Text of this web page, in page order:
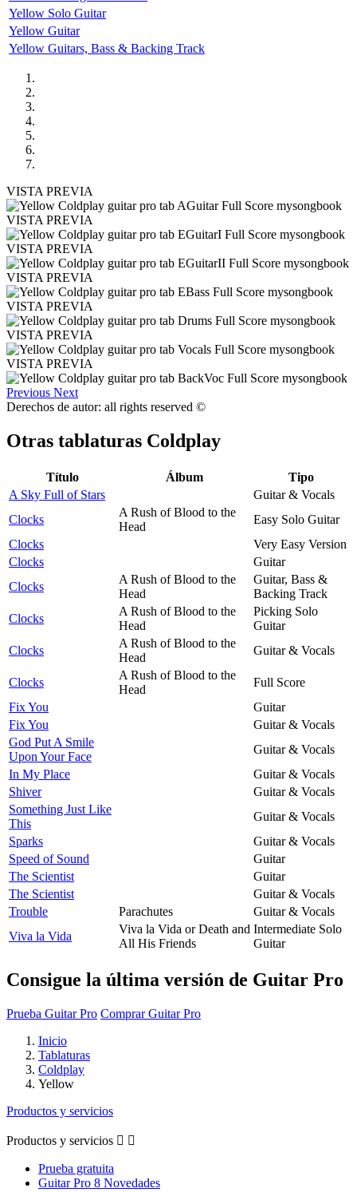
Yellow Solo Guitar
Yellow Guitar
Yellow Guitars, Bass & Backing Track
VISTA PREVIA
VISTA PREVIA
VISTA PREVIA
VISTA PREVIA
VISTA PREVIA
VISTA PREVIA
VISTA PREVIA
Previous Next
Derechos de autor: all rights reserved ©
Otras tablaturas Coldplay
Título Álbum
Tipo
A Sky Full of Stars
Guitar & Vocals
Clocks
A Rush of Blood to the
Head
Easy Solo Guitar
Clocks
Very Easy Version
Clocks
Guitar
Clocks
A Rush of Blood to the
Head
Guitar, Bass &
Backing Track
Clocks
A Rush of Blood to the
Head
Picking Solo
Guitar
Clocks
A Rush of Blood to the
Head
Guitar & Vocals
Clocks
A Rush of Blood to the
Head
Full Score
Fix You
Guitar
Fix You
Guitar & Vocals
God Put A Smile
Upon Your Face
Guitar & Vocals
In My Place
Guitar & Vocals
Shiver
Guitar & Vocals
Something Just Like
This
Guitar & Vocals
Sparks
Guitar & Vocals
Speed of Sound
Guitar
The Scientist
Guitar
The Scientist
Guitar & Vocals
Trouble
Parachutes
Guitar & Vocals
Viva la Vida
Viva la Vida or Death and
All His Friends
Intermediate Solo
Guitar
Consigue la última versión de Guitar Pro
Prueba Guitar Pro Comprar Guitar Pro
Inicio
Tablaturas
Coldplay
Yellow
Productos y servicios
Productos y servicios  
Prueba gratuita
Guitar Pro 8 Novedades